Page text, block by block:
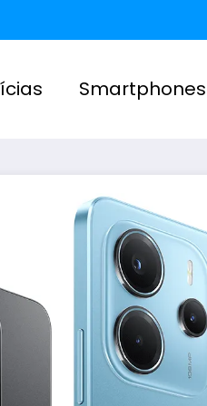
Smartphones